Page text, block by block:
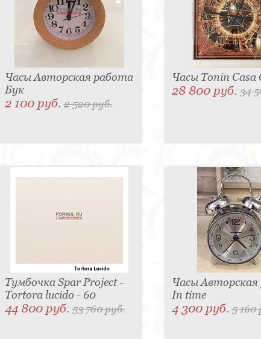
Часы Авторская работа
Бук
2 100 руб.2 520 руб.
Часы Tonin Casa
28 800 руб. 34
Тумбочка Spar Project -
Tortora lucido - 60
44 800 руб.53 760 руб.
Часы
In time
4 300 руб. 5 160